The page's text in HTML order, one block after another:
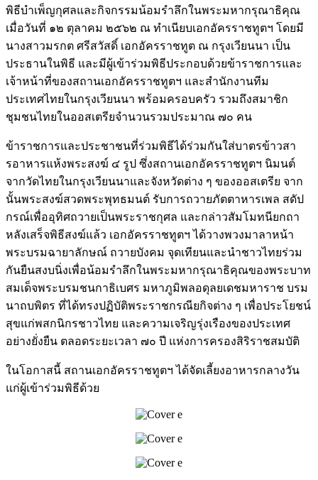
พิธีบำเพ็ญกุศลและกิจกรรมน้อมรำลึกในพระมหากรุณาธิคุณ
เมื่อวันที่ ๑๒ ตุลาคม ๒๕๖๒ ณ ทำเนียบเอกอัครราชทูตฯ โดยมี
นางสาวมรกต ศรีสวัสดิ์ เอกอัครราชทูต ณ กรุงเวียนนา เป็น
ประธานในพิธี และมีผู้เข้าร่วมพิธีประกอบด้วยข้าราชการและ
เจ้าหน้าที่ของสถานเอกอัครราชทูตฯ และสำนักงานทีม
ประเทศไทยในกรุงเวียนนา พร้อมครอบครัว รวมถึงสมาชิก
ชุมชนไทยในออสเตรียจำนวนรวมประมาณ ๗๐ คน
ข้าราชการและประชาชนที่ร่วมพิธีได้ร่วมกันใส่บาตรข้าวสา
รอาหารแห้งพระสงฆ์ ๔ รูป ซึ่งสถานเอกอัครราชทูตฯ นิมนต์
จากวัดไทยในกรุงเวียนนาและจังหวัดต่าง ๆ ของออสเตรีย จาก
นั้นพระสงฆ์สวดพระพุทธมนต์ รับการถวายภัตตาหารเพล สดัป
กรณ์เพื่ออุทิศถวายเป็นพระราชกุศล และกล่าวสัมโมทนียกถา
หลังเสร็จพิธีสงฆ์แล้ว เอกอัครราชทูตฯ ได้วางพวงมาลาหน้า
พระบรมฉายาลักษณ์ ถวายบังคม จุดเทียนและนำชาวไทยร่วม
กันยืนสงบนิ่งเพื่อน้อมรำลึกในพระมหากรุณาธิคุณของพระบาท
สมเด็จพระบรมชนกาธิเบศร มหาภูมิพลอดุลยเดชมหาราช บรม
นาถบพิตร ที่ได้ทรงปฏิบัติพระราชกรณียกิจต่าง ๆ เพื่อประโยชน์
สุขแก่พสกนิกรชาวไทย และความเจริญรุ่งเรืองของประเทศ
อย่างยั่งยืน ตลอดระยะเวลา ๗๐ ปี แห่งการครองสิริราชสมบัติ
ในโอกาสนี้ สถานเอกอัครราชทูตฯ ได้จัดเลี้ยงอาหารกลางวัน
แก่ผู้เข้าร่วมพิธีด้วย